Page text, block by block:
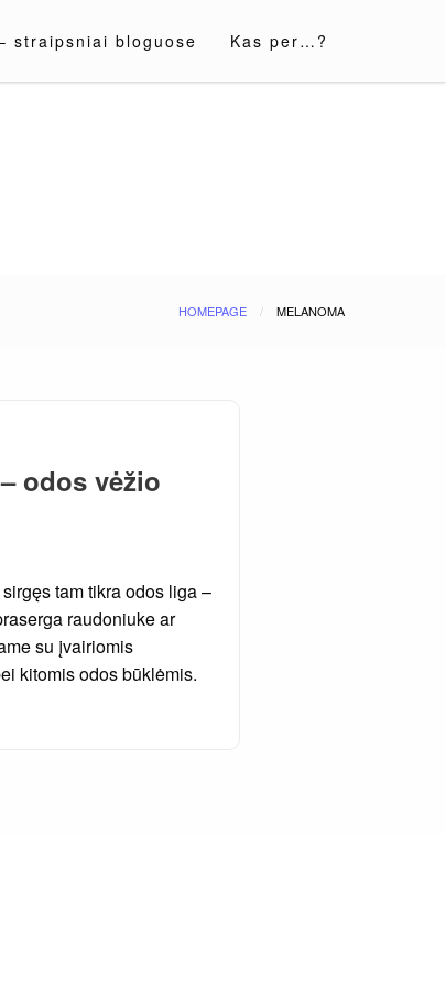
straipsniai bloguose Kas per…?
HOMEPAGE MELANOMA
odos vėžio
tam tikra odos liga –
raudoniuke ar
su įvairiomis
kitomis odos būklėmis.